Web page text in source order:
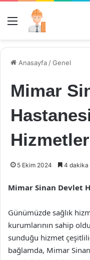
Menü
Anasayfa /Genel
Mimar
5 Ekim 2024 4 dakika
Mimar Sinan Devlet
Günümüzde sağlık
kurumlarının sahip
sunduğu hizmet
bağlamda, Mimar